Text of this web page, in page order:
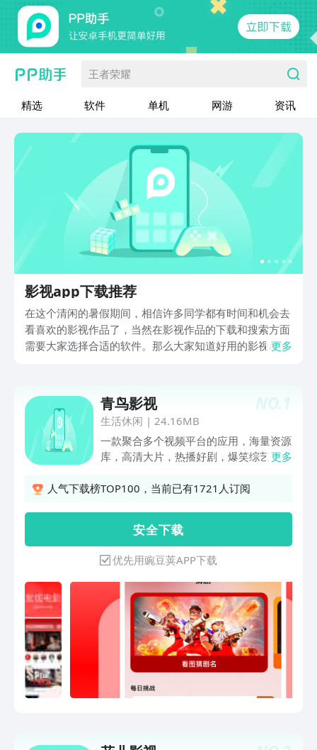
王者荣耀
精选 软件 单机 网游 资讯
影视app下载推荐
在这个清闲的暑假期间，相信许多同学都有时间和机会去
看喜欢的影视作品了，当然在影视作品的下载和搜索方面
需要大家选择合适的软件。那么大家知道好用的影视app
小编在豌豆荚整理到了以下几款大家比较常用，并且大家
一致推荐的影视软件，希望大家喜欢。
更多
NO.1
青鸟影视
生活休闲 | 24.16MB
一款聚合多个视频平台的应用，海量资源
库，高清大片，热播好剧，爆笑综艺，人
这里。新增有趣味猜谜，看图猜剧名，丰
更多
人气下载榜TOP100，当前已有1721人订阅
安 全 下 载
优先用豌豆荚APP下载